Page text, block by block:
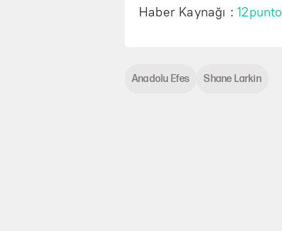
Haber Kaynağı :12punto
Anadolu Efes Shane Larkin